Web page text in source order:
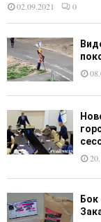
02.09.2021
0